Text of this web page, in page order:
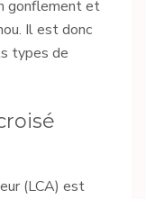
gonflement et
Il est donc
types de
(LCA) est